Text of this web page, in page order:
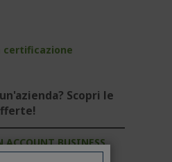
certificazione
Scopri le
ACCOUNT BUSINESS